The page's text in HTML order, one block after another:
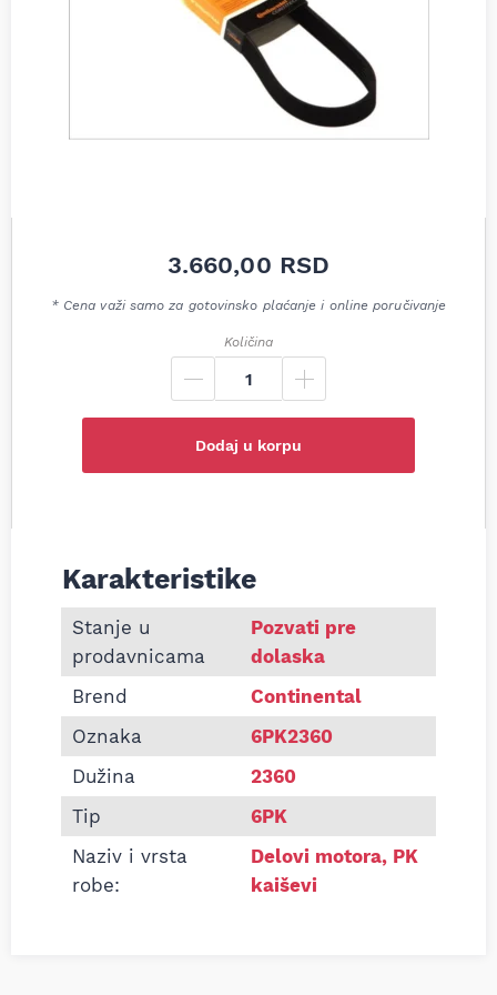
3.660,00 RSD
* Cena važi samo za gotovinsko plaćanje i online poručivanje
Količina
Dodaj u korpu
Informacije o Pk kaiš Continental 6PK2360
Karakteristike
Stanje u
prodavnicama
Pozvati pre
dolaska
Brend
Continental
Oznaka
6PK2360
Dužina
2360
Tip
6PK
Naziv i vrsta
robe:
Delovi motora, PK
kaiševi